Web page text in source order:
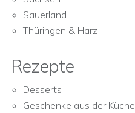
Sauerland
Thüringen & Harz
Rezepte
Desserts
Geschenke aus der Küche